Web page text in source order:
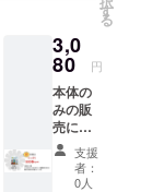
（税
料込）※
生産状
況によ
り販売
予定価
格が変
更にな
る場合
があり
す
る
3,0
80 円
本体の
みの販
売にな
りま
す。
（ごみ
支援
者：
0人